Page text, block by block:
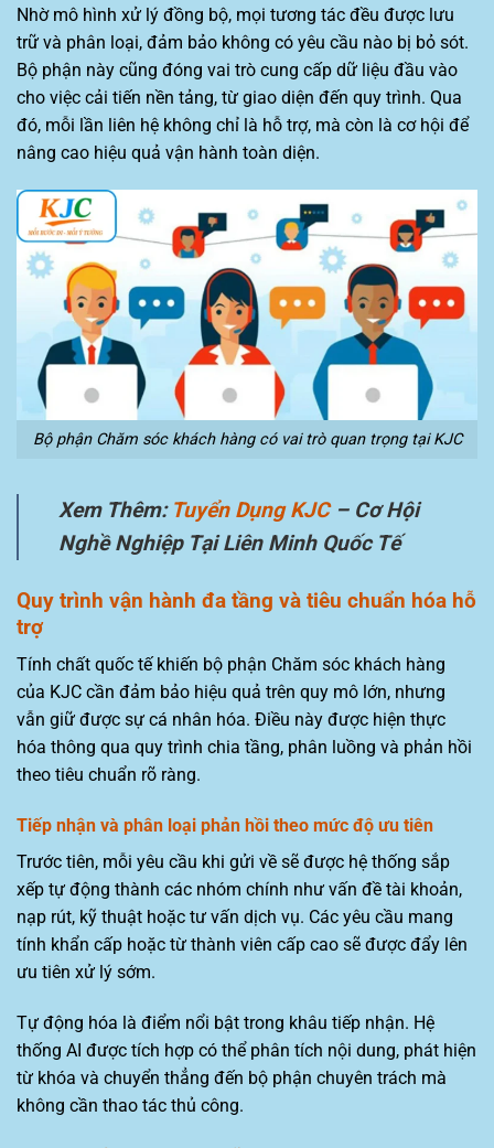
Nhờ mô hình xử lý đồng bộ, mọi tương tác đều được lưu
trữ và phân loại, đảm bảo không có yêu cầu nào bị bỏ sót.
Bộ phận này cũng đóng vai trò cung cấp dữ liệu đầu vào
cho việc cải tiến nền tảng, từ giao diện đến quy trình. Qua
đó, mỗi lần liên hệ không chỉ là hỗ trợ, mà còn là cơ hội để
nâng cao hiệu quả vận hành toàn diện.
Bộ phận Chăm sóc khách hàng có vai trò quan trọng tại KJC
Xem Thêm: Tuyển Dụng KJC– Cơ Hội
Nghề Nghiệp Tại Liên Minh Quốc Tế
Quy trình vận hành đa tầng và tiêu chuẩn hóa hỗ
trợ
Tính chất quốc tế khiến bộ phận Chăm sóc khách hàng
của KJC cần đảm bảo hiệu quả trên quy mô lớn, nhưng
vẫn giữ được sự cá nhân hóa. Điều này được hiện thực
hóa thông qua quy trình chia tầng, phân luồng và phản hồi
theo tiêu chuẩn rõ ràng.
Tiếp nhận và phân loại phản hồi theo mức độ ưu tiên
Trước tiên, mỗi yêu cầu khi gửi về sẽ được hệ thống sắp
xếp tự động thành các nhóm chính như vấn đề tài khoản,
nạp rút, kỹ thuật hoặc tư vấn dịch vụ. Các yêu cầu mang
tính khẩn cấp hoặc từ thành viên cấp cao sẽ được đẩy lên
ưu tiên xử lý sớm.
Tự động hóa là điểm nổi bật trong khâu tiếp nhận. Hệ
thống AI được tích hợp có thể phân tích nội dung, phát hiện
từ khóa và chuyển thẳng đến bộ phận chuyên trách mà
không cần thao tác thủ công.